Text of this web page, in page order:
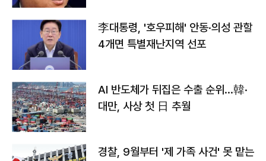
李대통령, '호우피해' 안동·의성 관할
4개면 특별재난지역 선포
AI 반도체가 뒤집은 수출 순위…韓·
대만, 사상 첫 日 추월
경찰, 9월부터 '제 가족 사건' 못 맡는